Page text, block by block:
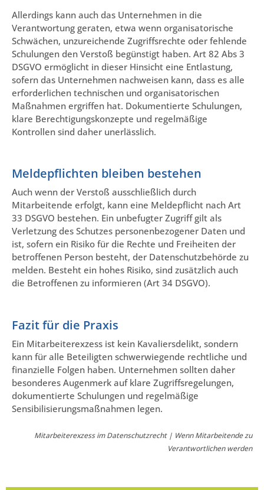
Allerdings kann auch das Unternehmen in die
Verantwortung geraten, etwa wenn organisatorische
Schwächen, unzureichende Zugriffsrechte oder fehlende
Schulungen den Verstoß begünstigt haben. Art 82 Abs 3
DSGVO ermöglicht in dieser Hinsicht eine Entlastung,
sofern das Unternehmen nachweisen kann, dass es alle
erforderlichen technischen und organisatorischen
Maßnahmen ergriffen hat. Dokumentierte Schulungen,
klare Berechtigungskonzepte und regelmäßige
Kontrollen sind daher unerlässlich.
Meldepflichten bleiben bestehen
Auch wenn der Verstoß ausschließlich durch
Mitarbeitende erfolgt, kann eine Meldepflicht nach Art
33 DSGVO bestehen. Ein unbefugter Zugriff gilt als
Verletzung des Schutzes personenbezogener Daten und
ist, sofern ein Risiko für die Rechte und Freiheiten der
betroffenen Person besteht, der Datenschutzbehörde zu
melden. Besteht ein hohes Risiko, sind zusätzlich auch
die Betroffenen zu informieren (Art 34 DSGVO).
Fazit für die Praxis
Ein Mitarbeiterexzess ist kein Kavaliersdelikt, sondern
kann für alle Beteiligten schwerwiegende rechtliche und
finanzielle Folgen haben. Unternehmen sollten daher
besonderes Augenmerk auf klare Zugriffsregelungen,
dokumentierte Schulungen und regelmäßige
Sensibilisierungsmaßnahmen legen.
Mitarbeiterexzess im Datenschutzrecht | Wenn Mitarbeitende zu
Verantwortlichen werden